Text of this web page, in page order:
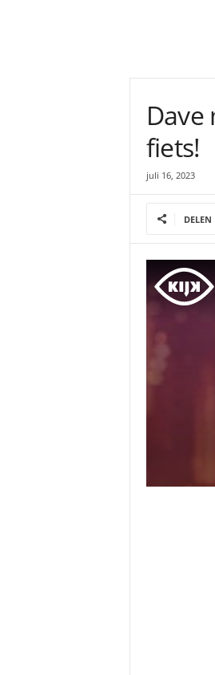
fiets!
juli 16, 2023
DELEN